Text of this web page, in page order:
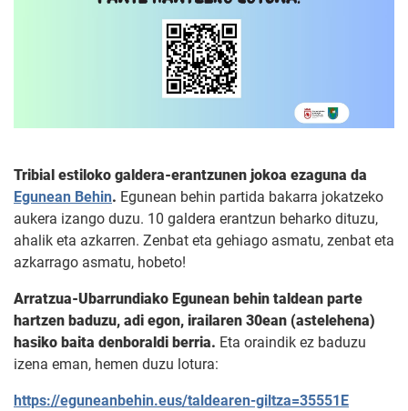
Tribial estiloko galdera-erantzunen jokoa ezaguna da
Egunean Behin. Egunean behin partida bakarra jokatzeko
aukera izango duzu. 10 galdera erantzun beharko dituzu,
ahalik eta azkarren. Zenbat eta gehiago asmatu, zenbat eta
azkarrago asmatu, hobeto!
Arratzua-Ubarrundiako Egunean behin taldean parte
hartzen baduzu, adi egon, irailaren 30ean (astelehena)
hasiko baita denboraldi berria. Eta oraindik ez baduzu
izena eman, hemen duzu lotura:
https://eguneanbehin.eus/taldearen-giltza=35551E